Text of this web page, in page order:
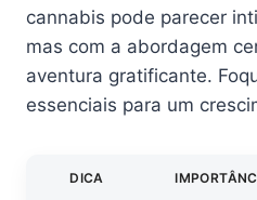
cannabis pode parecer
mas com a abordagem
aventura gratificante.
essenciais para um
DICA